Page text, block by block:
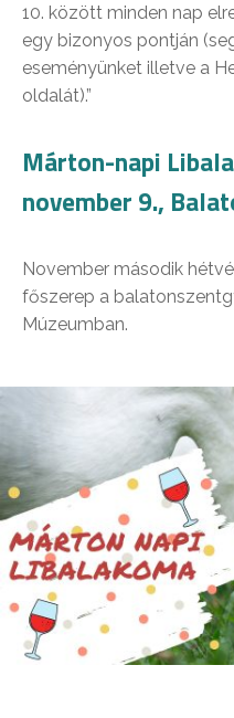
10. között minden nap
egy bizonyos pontján
eseményünket illetve a
oldalát).”
Márton-napi
november 9.,
November második
főszerep a
Múzeumban.